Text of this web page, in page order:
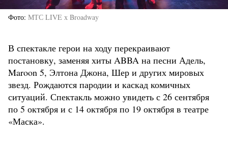
Фото МТС LIVE х Broadway
В спектакле герои на ходу перекраивают
постановку, заменяя хиты ABBA на песни Адель,
Maroon 5, Элтона Джона, Шер и других мировых
звезд. Рождаются пародии и каскад комичных
ситуаций. Спектакль можно увидеть с 26 сентября
по 5 октября и с 14 октября по 19 октября в театре
«Маска».